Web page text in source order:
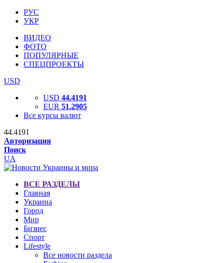
РУС
УКР
ВИДЕО
ФОТО
ПОПУЛЯРНЫЕ
СПЕЦПРОЕКТЫ
USD
USD 44.4191
EUR 51.2905
Все курсы валют
44.4191
Авторизация
Поиск
UA
ВСЕ РАЗДЕЛЫ
Главная
Украина
Город
Мир
Бизнес
Спорт
Lifestyle
Все новости раздела